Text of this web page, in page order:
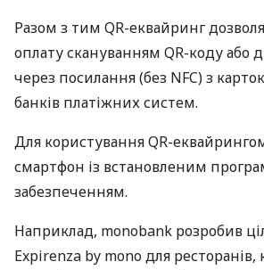
Разом з тим QR-еквайринг
оплату скануванням QR-коду або
через посилання (без NFC) з
банків платіжних систем.
Для користування QR-
смартфон із встановленим
забезпеченням.
Наприклад, monobank розробив
Expirenza by mono для ресторанів,